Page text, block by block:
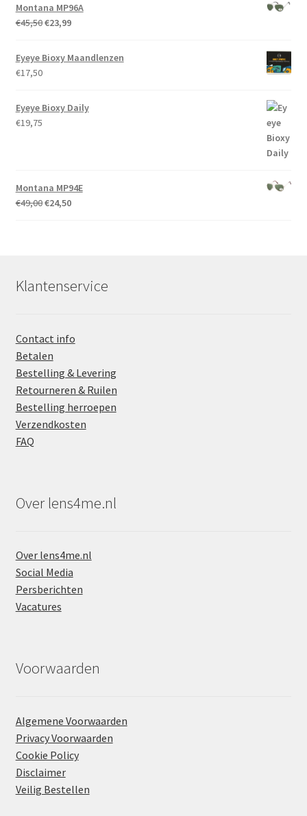
Montana MP96A
€45,50Oorspronkelijke
was:
€45,50.
€23,99Huidige
Eyeye Bioxy Maandlenzen
€17,50
Eyeye Bioxy Daily
€19,75
Montana MP94E
€49,00Oorspronkelijke
€24,50Huidige
Klantenservice
Contact info
Betalen
Bestelling & Levering
Retourneren & Ruilen
Bestelling herroepen
Verzendkosten
FAQ
Over lens4me.nl
Over lens4me.nl
Social Media
Persberichten
Vacatures
Voorwaarden
Algemene Voorwaarden
Privacy Voorwaarden
Cookie Policy
Disclaimer
Veilig Bestellen